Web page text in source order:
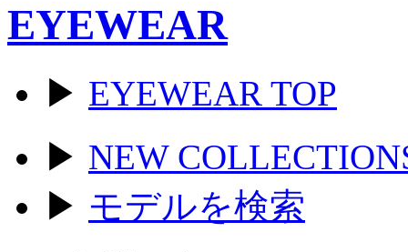
EYEWEAR
▶ EYEWEAR TOP
▶ NEW
▶ モデルを検索